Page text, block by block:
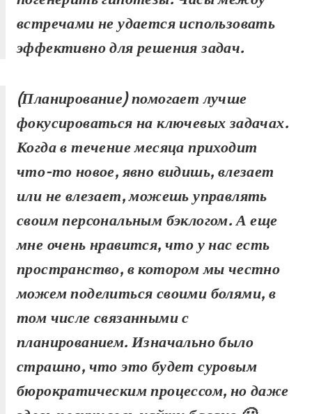
встречами не удается использовать
эффективно для решения задач.
(Планирование) помогает лучше
фокусироваться на ключевых задачах.
Когда в течение месяца приходит
что-то новое, явно видишь, влезает
или не влезает, можешь управлять
своим персональным бэклогом. А еще
мне очень нравится, что у нас есть
пространство, в котором мы честно
можем поделиться своими болями, в
том числе связанными с
планированием. Изначально было
страшно, что это будет суровым
бюрократическим процессом, но даже